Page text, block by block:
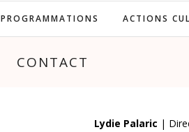
PROGRAMMATIONS ACTIONS
CONTACT
Lydie Palaric |